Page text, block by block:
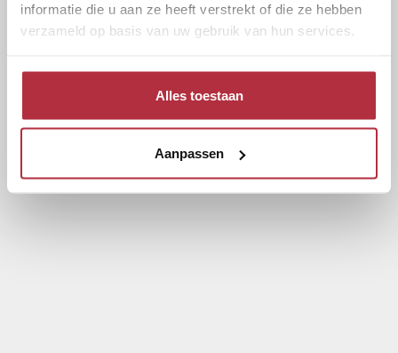
informatie die u aan ze heeft verstrekt of die ze hebben
verzameld op basis van uw gebruik van hun services.
Alles toestaan
Aanpassen